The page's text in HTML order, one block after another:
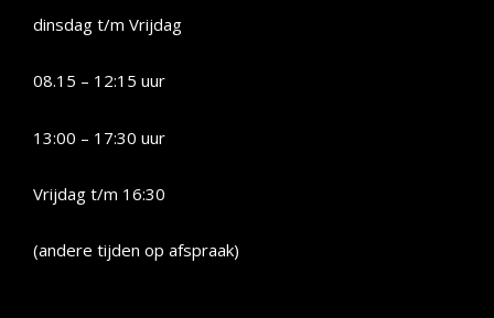
dinsdag t/m Vrijdag
08.15 – 12:15 uur
13:00 – 17:30 uur
Vrijdag t/m 16:30
(andere tijden op afspraak)